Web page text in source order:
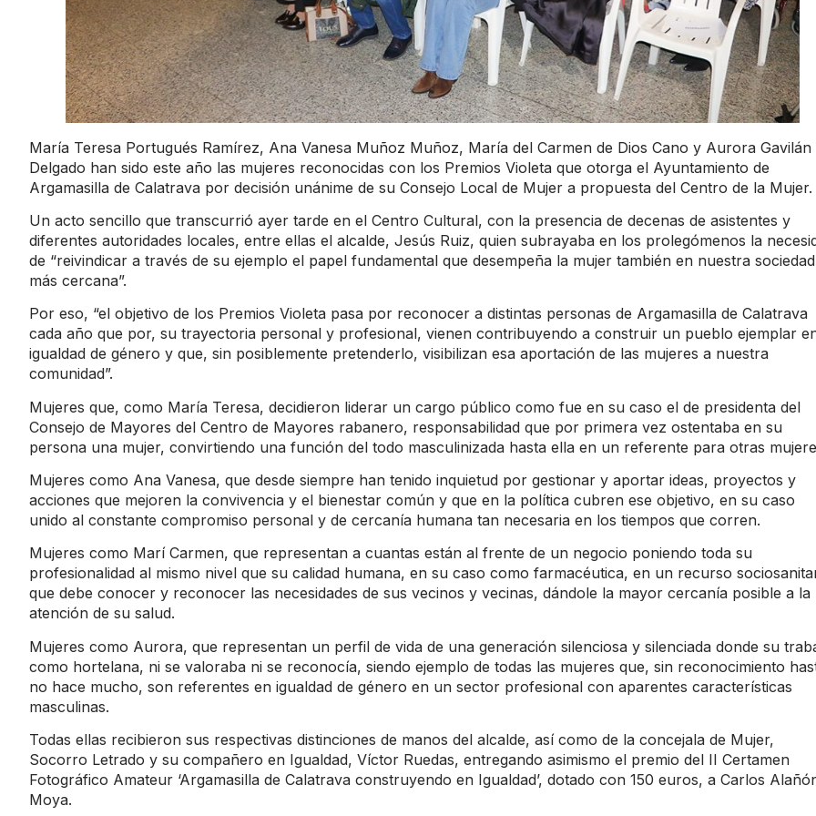
María Teresa Portugués Ramírez, Ana Vanesa Muñoz Muñoz, María del Carmen de Dios Cano y Aurora Gavilán
Delgado han sido este año las mujeres reconocidas con los Premios Violeta que otorga el Ayuntamiento de
Argamasilla de Calatrava por decisión unánime de su Consejo Local de Mujer a propuesta del Centro de la Mujer.
Un acto sencillo que transcurrió ayer tarde en el Centro Cultural, con la presencia de decenas de asistentes y
diferentes autoridades locales, entre ellas el alcalde, Jesús Ruiz, quien subrayaba en los prolegómenos la
de “reivindicar a través de su ejemplo el papel fundamental que desempeña la mujer también en nuestra sociedad
más cercana”.
Por eso, “el objetivo de los Premios Violeta pasa por reconocer a distintas personas de Argamasilla de Calatrava
cada año que por, su trayectoria personal y profesional, vienen contribuyendo a construir un pueblo ejemplar
igualdad de género y que, sin posiblemente pretenderlo, visibilizan esa aportación de las mujeres a nuestra
comunidad”.
Mujeres que, como María Teresa, decidieron liderar un cargo público como fue en su caso el de presidenta del
Consejo de Mayores del Centro de Mayores rabanero, responsabilidad que por primera vez ostentaba en su
persona una mujer, convirtiendo una función del todo masculinizada hasta ella en un referente para otras
Mujeres como Ana Vanesa, que desde siempre han tenido inquietud por gestionar y aportar ideas, proyectos y
acciones que mejoren la convivencia y el bienestar común y que en la política cubren ese objetivo, en su caso
unido al constante compromiso personal y de cercanía humana tan necesaria en los tiempos que corren.
Mujeres como Marí Carmen, que representan a cuantas están al frente de un negocio poniendo toda su
profesionalidad al mismo nivel que su calidad humana, en su caso como farmacéutica, en un recurso
que debe conocer y reconocer las necesidades de sus vecinos y vecinas, dándole la mayor cercanía posible a la
atención de su salud.
Mujeres como Aurora, que representan un perfil de vida de una generación silenciosa y silenciada donde su
como hortelana, ni se valoraba ni se reconocía, siendo ejemplo de todas las mujeres que, sin reconocimiento
no hace mucho, son referentes en igualdad de género en un sector profesional con aparentes características
masculinas.
Todas ellas recibieron sus respectivas distinciones de manos del alcalde, así como de la concejala de Mujer,
Socorro Letrado y su compañero en Igualdad, Víctor Ruedas, entregando asimismo el premio del II Certamen
Fotográfico Amateur ‘Argamasilla de Calatrava construyendo en Igualdad’, dotado con 150 euros, a Carlos
Moya.